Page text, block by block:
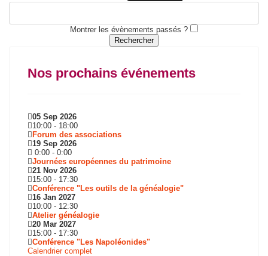
Montrer les évènements passés ?
Nos prochains événements
05 Sep 2026
10:00 - 18:00
Forum des associations
19 Sep 2026
0:00 - 0:00
Journées européennes du patrimoine
21 Nov 2026
15:00 - 17:30
Conférence "Les outils de la généalogie"
16 Jan 2027
10:00 - 12:30
Atelier généalogie
20 Mar 2027
15:00 - 17:30
Conférence "Les Napoléonides"
Calendrier complet